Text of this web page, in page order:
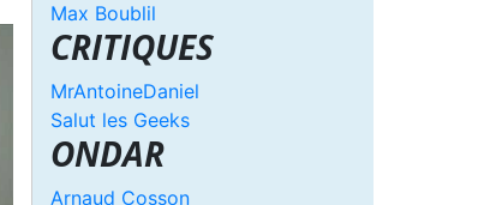
Max Boublil
CRITIQUES
MrAntoineDaniel
Salut les Geeks
ONDAR
Arnaud Cosson